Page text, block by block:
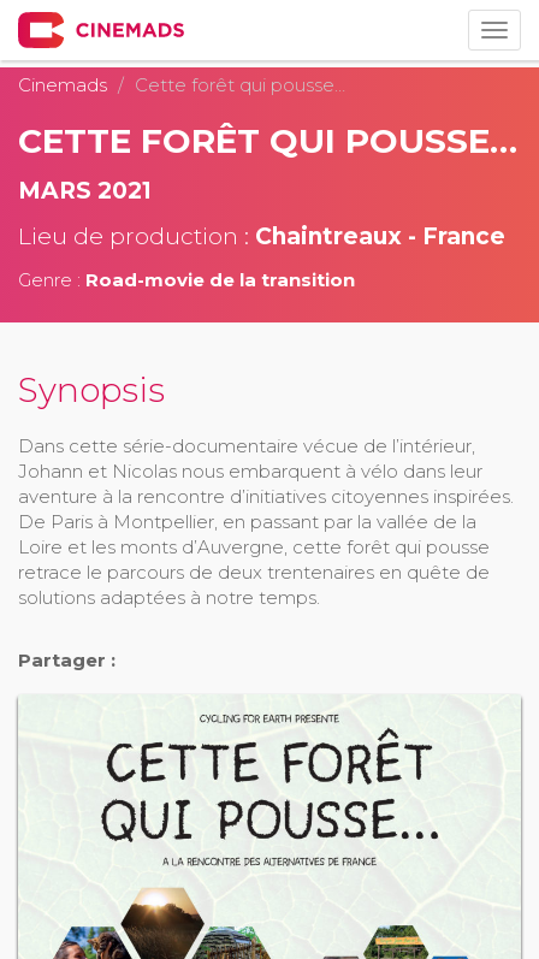
Cinemads
Cette forêt qui pousse…
CETTE FORÊT QUI POUSSE…
MARS 2021
Lieu de production : Chaintreaux - France
Genre : Road-movie de la transition
Synopsis
Dans cette série-documentaire vécue de l’intérieur,
Johann et Nicolas nous embarquent à vélo dans leur
aventure à la rencontre d’initiatives citoyennes inspirées.
De Paris à Montpellier, en passant par la vallée de la
Loire et les monts d’Auvergne, cette forêt qui pousse
retrace le parcours de deux trentenaires en quête de
solutions adaptées à notre temps.
Partager :